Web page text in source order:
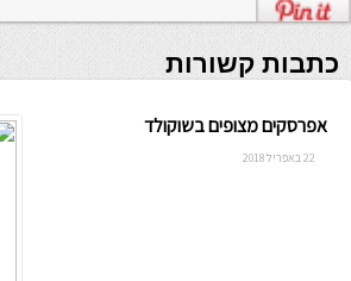
כתבות קשורות
אפרסקים מצופים בשוקולד
22 באפריל 2018